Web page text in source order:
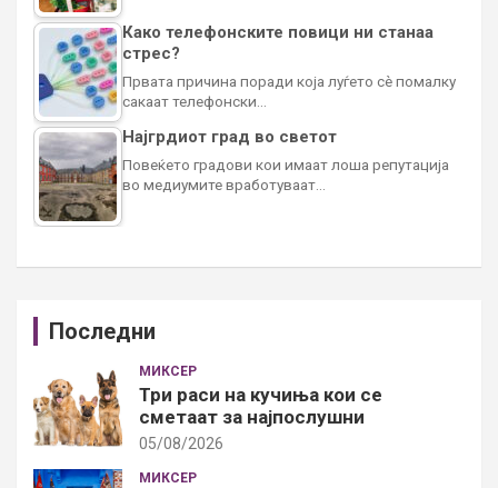
Како телефонските повици ни станаа
стрес?
Првата причина поради која луѓето сè помалку
сакаат телефонски…
Најгрдиот град во светот
Повеќето градови кои имаат лоша репутација
во медиумите вработуваат…
Последни
МИКСЕР
Три раси на кучиња кои се
сметаат за најпослушни
05/08/2026
МИКСЕР